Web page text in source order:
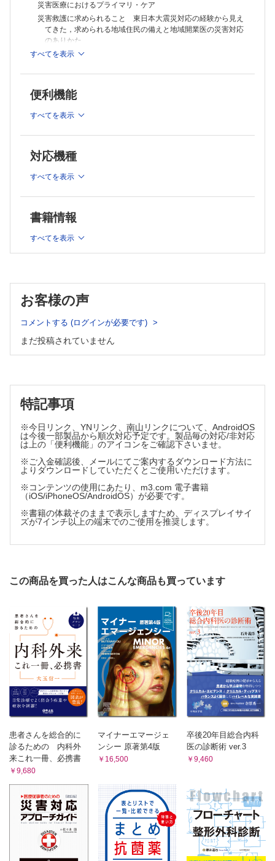
次の災害対策への公衆衛生の取り組み
被災地での地域精神保健活動
メンタルケア：PTSD，悲嘆反応など
Special Lecture 子どものメンタルケア
生活不活発病 災害時医療の新たな課題である「防ぎえる生活機能低
継続支援
Special Lecture 災害支援ネットワークの活動
釜石平田仮設の取り組み
新潟県中越地震から学んだこと 大規模災害時における医療支援のあり
付 多職種からの活動報告と今後への対策
看護協会（中板育美）
訪問看護
理学療法士
歯学研究科は何をしたか
介護支援専門員（ケアマネ）
薬剤師
災害医療におけるプライマリ・ケア
災害救護に求められること 東日本大震災対応の経験から見え
てきた，求められる地域住民の備えと地域開業医の災害対応
のありかた
大学の果たした役割，今後の災害医療への提言
2章 緊急時（急性期）
災害拠点病院としての急性期対応
Special Lecture 災害時（急性期）のロジスティック支援
病院の被災
Special Lecture 高齢者の在宅療養を支援する訪問診療医 被
Special Lecture 大災害時の検案
急性期の歯科活動
3章 生活支援期（中期）
災害時のボランティアコーディネート
災害時の要援護者への支援
災害時における医薬品供給
在宅人工呼吸器療養者への救護活動
感染症の予防，早期発見，そして隔離対策
Special Lecture 外部支援者の復興への取り組み
Special Lecture 医師として，市長として
リハビリテーション科医の中期対応活動 リハビリテーション
被災者から見た緊急時～生活支援期におけるメンタルケア
4章 復興期（慢性期）
原発事故と慢性期の放射線医療
次の災害対策への公衆衛生の取り組み
生活不活発病 災害時医療の新たな課題である「防ぎえる生活
Special Lecture 災害支援ネットワークの活動
釜石平田仮設の取り組み
Special Lecture 石巻市の地域包括ケアへの取り組み
新潟県中越地震から学んだこと 大規模災害時における医療支
援のありかた
復興期における視点 ソーシャル・キャピタルと社会格差
付 多職種からの活動報告と今後への対策
看護協会（中板育美）
訪問看護
作業療法士
Special Lecture 東日本大震災における歯科活動 被災地の東
北大学歯学研究科は何をしたか
医療ソーシャルワーカー
介護支援専門員（ケアマネ）
薬剤師
URL一覧表
すべてを表示
便利機能
すべてを表示
対応機種
すべてを表示
書籍情報
すべてを表示
お客様の声
コメントする (ログインが必要です)
まだ投稿されていません
特記事項
※今日リンク、YNリンク、南山リンクについて、AndroidOS
は今後一部製品から順次対応予定です。製品毎の対応/非対応
は上の「便利機能」のアイコンをご確認下さいませ。
※ご入金確認後、メールにてご案内するダウンロード方法に
よりダウンロードしていただくとご使用いただけます。
※コンテンツの使用にあたり、m3.com 電子書籍
（iOS/iPhoneOS/AndroidOS）が必要です。
※書籍の体裁そのままで表示しますため、ディスプレイサイ
ズが7インチ以上の端末でのご使用を推奨します。
この商品を買った人はこんな商品も買っています
患者さんを総合的に
診るための 内科外
来これ一冊、必携書
￥9,680
マイナーエマージェ
ンシー 原著第4版
￥16,500
卒後20年目総合内科
医の診断術 ver.3
￥9,460